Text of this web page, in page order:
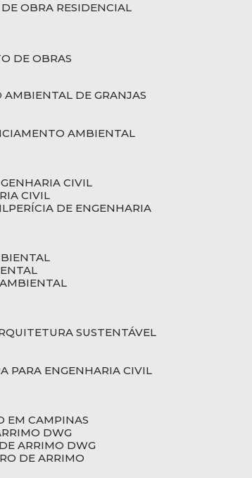
DE OBRA RESIDENCIAL
DE OBRAS
AMBIENTAL DE GRANJAS
AMBIENTAL
CIVIL
CIVIL
PERÍCIA DE ENGENHARIA
AMBIENTAL
SUSTENTÁVEL
PARA ENGENHARIA CIVIL
EM CAMPINAS
DWG
ARRIMO DWG
DE ARRIMO